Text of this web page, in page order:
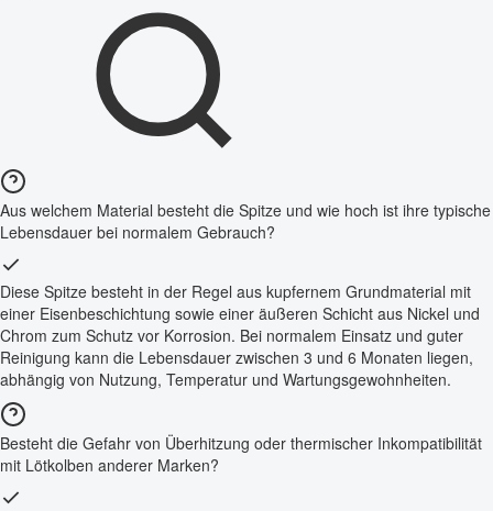
Aus welchem Material besteht die Spitze und wie hoch ist ihre typische
Lebensdauer bei normalem Gebrauch?
Diese Spitze besteht in der Regel aus kupfernem Grundmaterial mit
einer Eisenbeschichtung sowie einer äußeren Schicht aus Nickel und
Chrom zum Schutz vor Korrosion. Bei normalem Einsatz und guter
Reinigung kann die Lebensdauer zwischen 3 und 6 Monaten liegen,
abhängig von Nutzung, Temperatur und Wartungsgewohnheiten.
Besteht die Gefahr von Überhitzung oder thermischer Inkompatibilität
mit Lötkolben anderer Marken?